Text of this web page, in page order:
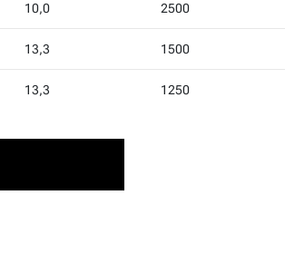
10,0 2500
13,3 1500
13,3 1250